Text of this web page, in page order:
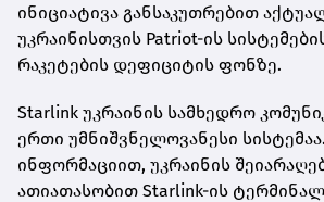
ინიციატივა განსაკუთრებით
უკრაინისთვის Patriot-ის
რაკეტების დეფიციტის ფონზე.
Starlink უკრაინის სამხედრო
ერთი უმნიშვნელოვანესი
ინფორმაციით, უკრაინის
ათიათასობით Starlink-ის